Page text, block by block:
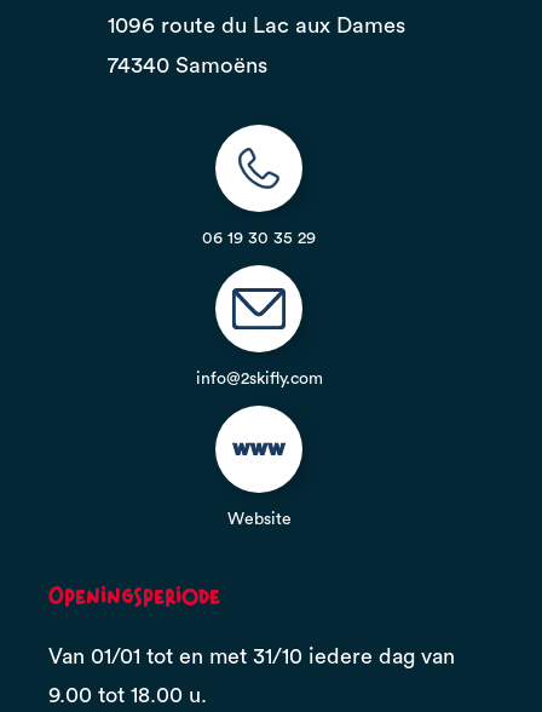
1096 route du Lac aux Dames
74340 Samoëns
06 19 30 35 29
info@2skifly.com
Website
Openingsperiode
Van 01/01 tot en met 31/10 iedere dag van
9.00 tot 18.00 u.